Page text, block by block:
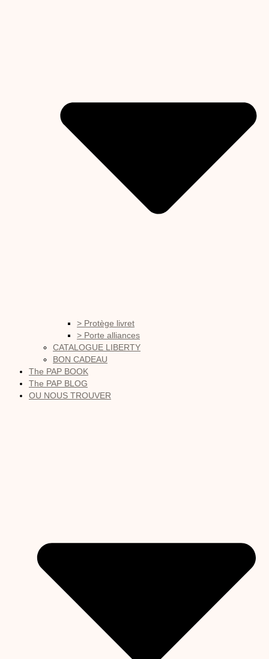
> Protège livret
> Porte alliances
CATALOGUE LIBERTY
BON CADEAU
The PAP BOOK
The PAP BLOG
OU NOUS TROUVER